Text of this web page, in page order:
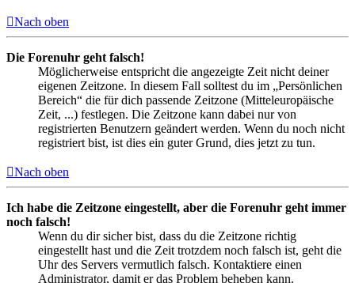
Nach oben
Die Forenuhr geht falsch!
Möglicherweise entspricht die angezeigte Zeit nicht deiner
eigenen Zeitzone. In diesem Fall solltest du im „Persönlichen
Bereich“ die für dich passende Zeitzone (Mitteleuropäische
Zeit, ...) festlegen. Die Zeitzone kann dabei nur von
registrierten Benutzern geändert werden. Wenn du noch nicht
registriert bist, ist dies ein guter Grund, dies jetzt zu tun.
Nach oben
Ich habe die Zeitzone eingestellt, aber die Forenuhr geht immer
noch falsch!
Wenn du dir sicher bist, dass du die Zeitzone richtig
eingestellt hast und die Zeit trotzdem noch falsch ist, geht die
Uhr des Servers vermutlich falsch. Kontaktiere einen
Administrator, damit er das Problem beheben kann.